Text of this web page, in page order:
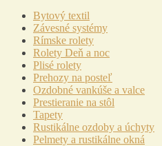
Menu
Bytový textil
Závesné systémy
Rímske rolety
Rolety Deň a noc
Plisé rolety
Prehozy na posteľ
Ozdobné vankúše a valce
Prestieranie na stôl
Tapety
Rustikálne ozdoby a úchyty
Pelmety a rustikálne okná